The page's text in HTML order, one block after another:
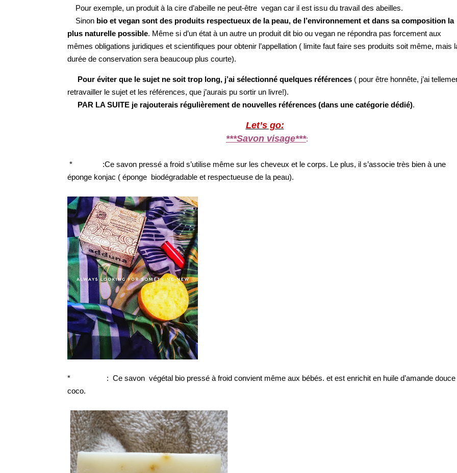
Pour exemple, un produit à la cire d’abeille ne peut-être vegan car il est issu du travail des abeilles.
Sinon bio et vegan sont des produits respectueux de la peau, de l’environnement et dans sa composition la
plus naturelle possible. Même si d’un état à un autre un produit dit bio ou vegan ne répondra pas forcement aux
mêmes obligations juridiques et scientifiques pour obtenir l’appellation ( limite faut faire ses produits soit même, mais
durée de conservation sera beaucoup plus courte).
Pour éviter que le sujet ne soit trop long, j’ai sélectionné quelques références ( pour être honnête, j’ai
retravailler le sujet et les références, que j’aurais pu sortir un livre!).
PAR LA SUITE je rajouterais régulièrement de nouvelles références (dans une catégorie dédié).
Let’s go:
***Savon visage***:
*
:Ce savon pressé a froid s’utilise même sur les cheveux et le corps. Le plus, il s’associe très bien à une
éponge konjac ( éponge biodégradable et respectueuse de la peau).
*
: Ce savon végétal bio pressé à froid convient même aux bébés. et est enrichit en huile d’amande douce
coco.